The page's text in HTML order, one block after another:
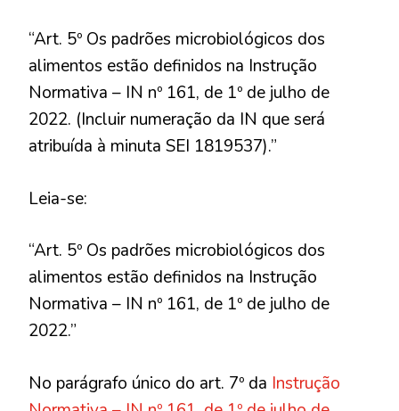
“Art. 5º Os padrões microbiológicos dos
alimentos estão definidos na Instrução
Normativa – IN nº 161, de 1º de julho de
2022. (Incluir numeração da IN que será
atribuída à minuta SEI 1819537).”
Leia-se:
“Art. 5º Os padrões microbiológicos dos
alimentos estão definidos na Instrução
Normativa – IN nº 161, de 1º de julho de
2022.”
No parágrafo único do art. 7º da Instrução